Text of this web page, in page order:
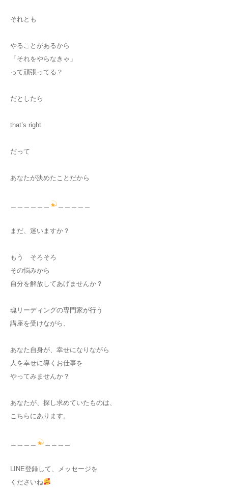
それとも
やることがあるから
「それをやらなきゃ」
って頑張ってる？
だとしたら
that’s right
だって
あなたが決めたことだから
まだ、迷いますか？
もう そろそろ
その悩みから
自分を解放してあげませんか？
魂リーディングの専門家が行う
講座を受けながら、
あなた自身が、幸せになりながら
人を幸せに導くお仕事を
やってみませんか？
あなたが、探し求めていたものは、
こちらにあります。
LINE登録して、メッセージを
くださいね